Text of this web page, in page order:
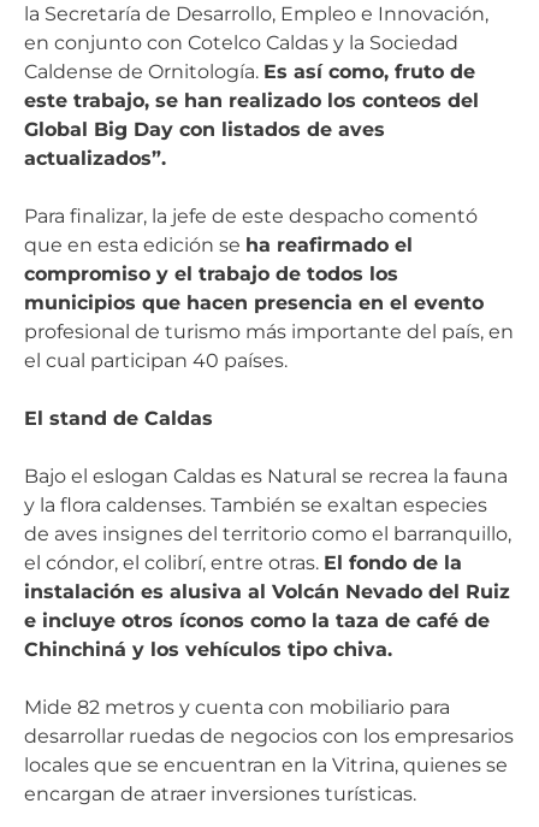
la Secretaría de Desarrollo, Empleo e Innovación,
en conjunto con Cotelco Caldas y la Sociedad
Caldense de Ornitología. Es así como, fruto de
este trabajo, se han realizado los conteos del
Global Big Day con listados de aves
actualizados”.
Para finalizar, la jefe de este despacho comentó
que en esta edición se ha reafirmado el
compromiso y el trabajo de todos los
municipios que hacen presencia en el evento
profesional de turismo más importante del país, en
el cual participan 40 países.
El stand de Caldas
Bajo el eslogan Caldas es Natural se recrea la fauna
y la flora caldenses. También se exaltan especies
de aves insignes del territorio como el barranquillo,
el cóndor, el colibrí, entre otras. El fondo de la
instalación es alusiva al Volcán Nevado del Ruiz
e incluye otros íconos como la taza de café de
Chinchiná y los vehículos tipo chiva.
Mide 82 metros y cuenta con mobiliario para
desarrollar ruedas de negocios con los empresarios
locales que se encuentran en la Vitrina, quienes se
encargan de atraer inversiones turísticas.